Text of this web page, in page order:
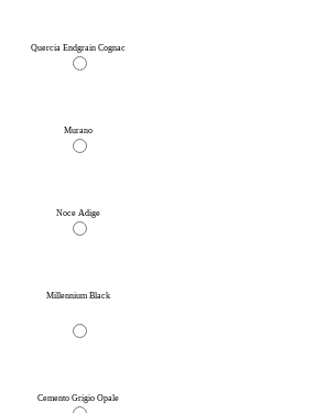
Quercia Endgrain Cognac
Murano
Noce Adige
Millennium Black
Cemento Grigio Opale